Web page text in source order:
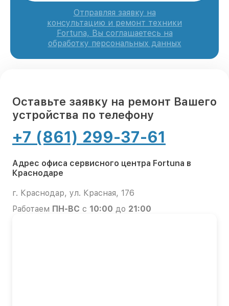
Отправляя заявку на
консультацию и ремонт техники
Fortuna, Вы соглашаетесь на
обработку персональных данных
Оставьте заявку на ремонт Вашего
устройства по телефону
+7 (861) 299-37-61
Адрес офиса сервисного центра Fortuna в
Краснодаре
г. Краснодар, ул. Красная, 176
Работаем ПН-ВС с 10:00 до 21:00